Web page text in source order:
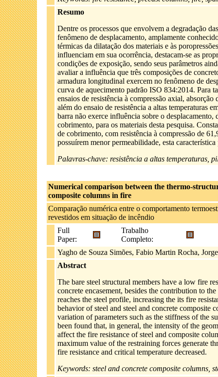
Resumo
Dentre os processos que envolvem a degradação
fenômeno de desplacamento, amplamente
térmicas da dilatação dos materiais e às
influenciam em sua ocorrência, destacam-se as
condições de exposição, sendo seus parâmetros
avaliar a influência que três composições de
armadura longitudinal exercem no fenômeno de
curva de aquecimento padrão ISO 834:2014. Para
ensaios de resistência à compressão axial,
além do ensaio de resistência a altas temperaturas
barra não exerce influência sobre o desplacamento,
cobrimento, para os materiais desta pesquisa.
de cobrimento, com resistência à compressão de
possuírem menor permeabilidade, esta
Palavras-chave: resistência a altas temperaturas,
Numerical comparison between the thermo-
composite columns in fire
Comparação numérica entre o comportamento
revestidos em situação de incêndio
Full
Paper:
Trabalho
Completo:
Yagho de Souza Simões, Fabio Martin Rocha,
Abstract
The bare steel structural members have a low fire
concrete encasement, besides the contribution to
reaches the steel profile, increasing the its fire
behavior of steel and steel and concrete composite
variation of parameters such as the stiffness of the
been found that, in general, the intensity of the
affect the fire resistance of steel and composite
maximum value of the restraining forces generate
fire resistance and critical temperature decreased.
Keywords: steel and concrete composite columns,